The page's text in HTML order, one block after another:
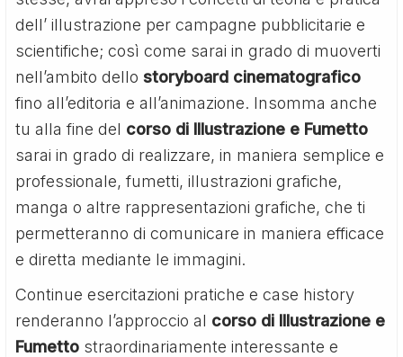
dell’ illustrazione per campagne pubblicitarie e
scientifiche; così come sarai in grado di muoverti
nell’ambito dellostoryboard cinematografico
fino all’editoria e all’animazione. Insomma anche
tu alla fine del corso di Illustrazione e Fumetto
sarai in grado di realizzare, in maniera semplice e
professionale, fumetti, illustrazioni grafiche,
manga o altre rappresentazioni grafiche, che ti
permetteranno di comunicare in maniera efficace
e diretta mediante le immagini.
Continue esercitazioni pratiche e case history
renderanno l’approccio al corso di Illustrazione e
Fumetto straordinariamente interessante e